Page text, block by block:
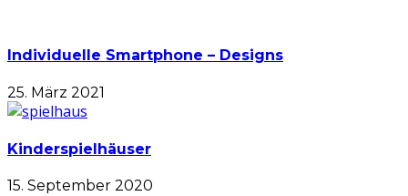
Individuelle Smartphone – Designs
25. März 2021
Kinderspielhäuser
15. September 2020